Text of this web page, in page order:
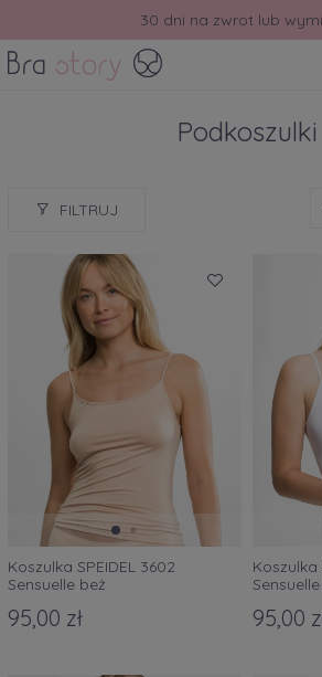
30 dni na zwrot lub
Odbierz rabat -10% na
Podkoszulki
FILTRUJ
Koszulka SPEIDEL 3602
Sensuelle beż
95,00 zł
Koszulka
95,00